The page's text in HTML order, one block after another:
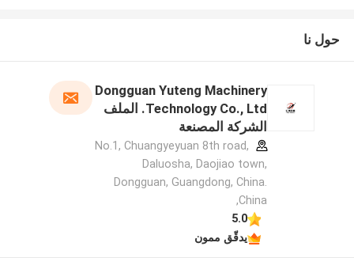
حول نا
Dongguan Yuteng Machinery
Technology Co., Ltd. الملف
الشركة المصنعة
No.1, Chuangyeyuan 8th road,
Daluosha, Daojiao town,
Dongguan, Guangdong, China.
,China
5.0
يدقّق ممون